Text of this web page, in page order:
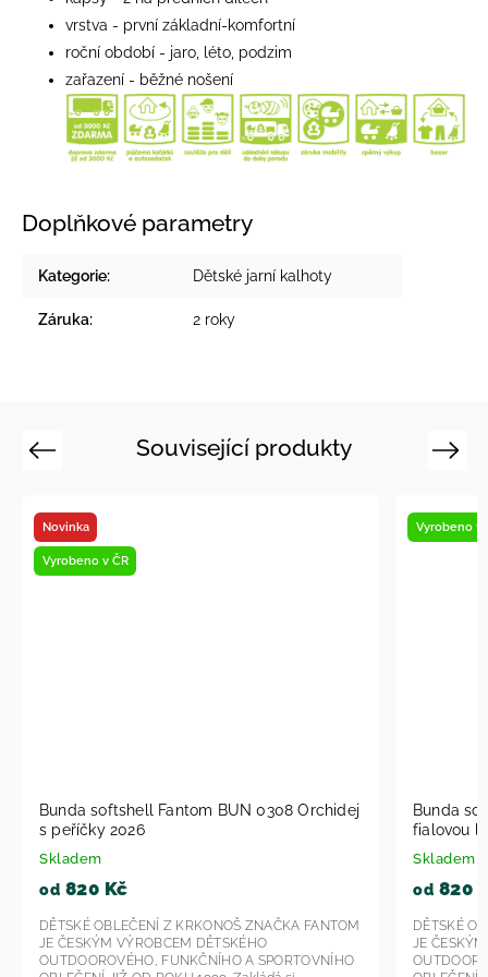
vrstva - první základní-komfortní
roční období - jaro, léto, podzim
zařazení - běžné nošení
Doplňkové parametry
Kategorie: Dětské jarní kalhoty
Záruka: 2 roky
Související produkty
Previous
Vyrobeno v ČR
Bunda softshell Fantom BUN 1607 Peříčka s
fialovou lemovkou 2026
Skladem
od820 Kč
DĚTSKÉ OBLEČENÍ Z KRKONOŠ ZNAČKA FANTOM
JE ČESKÝM VÝROBCEM DĚTSKÉHO
OUTDOOROVÉHO, FUNKČNÍHO A SPORTOVNÍHO
SLIM
od
JE
Next